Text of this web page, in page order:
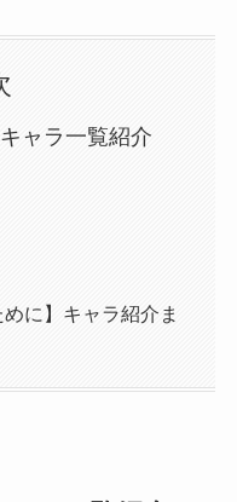
ャラ一覧紹介
めに】キャラ紹介ま